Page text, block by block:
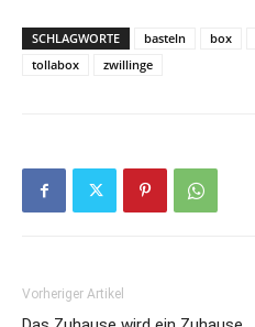
SCHLAGWORTE basteln box
tollabox
zwillinge
Vorheriger Artikel